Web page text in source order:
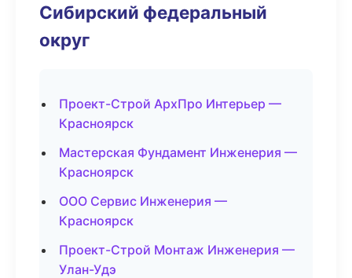
Сибирский федеральный
округ
Проект-Строй АрхПро Интерьер —
Красноярск
Мастерская Фундамент Инженерия —
Красноярск
ООО Сервис Инженерия —
Красноярск
Проект-Строй Монтаж Инженерия —
Улан-Удэ